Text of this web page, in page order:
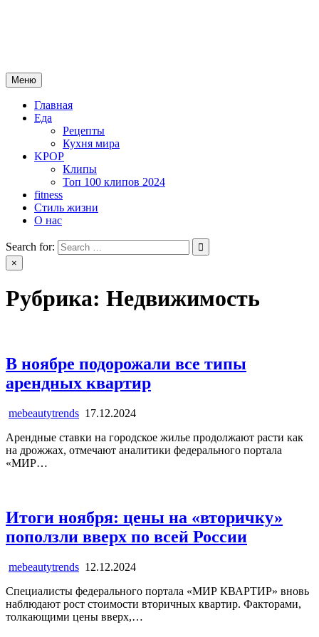
Меню
Главная
Еда
Рецепты
Кухня мира
KPOP
Клипы
Топ 100 клипов 2024
fitness
Стиль жизни
О нас
Search for:
×
Рубрика: Недвижимость
В ноябре подорожали все типы
арендных квартир
mebeautytrends 17.12.2024
Арендные ставки на городское жилье продолжают расти как
на дрожжах, отмечают аналитики федерального портала
«МИР…
Итоги ноября: цены на «вторичку»
поползли вверх по всей России
mebeautytrends 12.12.2024
Специалисты федерального портала «МИР КВАРТИР» вновь
наблюдают рост стоимости вторичных квартир. Факторами,
толкающими цены вверх,…